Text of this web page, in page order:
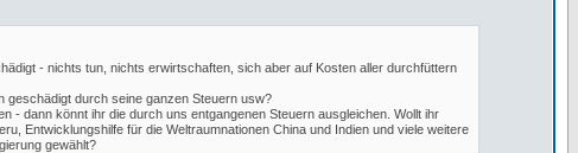
- nichts tun, nichts erwirtschaften, sich aber auf Kosten aller durchfüttern
geschädigt durch seine ganzen Steuern usw?
- dann könnt ihr die durch uns entgangenen Steuern ausgleichen. Wollt ihr
Entwicklungshilfe für die Weltraumnationen China und Indien und viele weitere
gewählt?